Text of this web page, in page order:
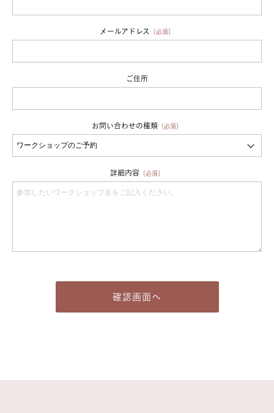
メールアドレス （必須）
ご住所
お問い合わせの種類 （必須）
詳細内容 （必須）